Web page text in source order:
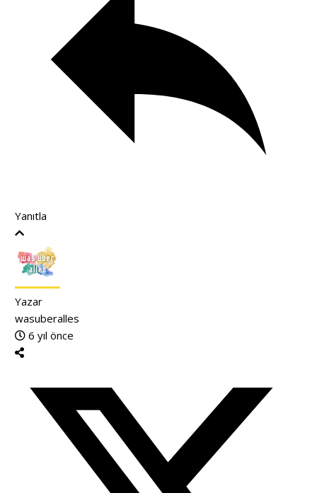
Yanıtla
Yazar
wasuberalles
6 yıl önce